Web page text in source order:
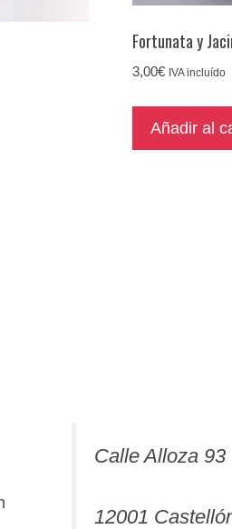
Fortunata y
3,00€ IVA incluído
Añadir al
Calle Alloza 93
12001